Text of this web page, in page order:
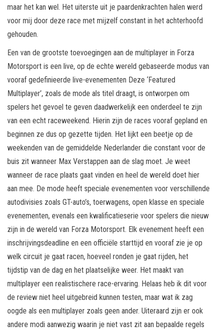
maar het kan wel. Het uiterste uit je paardenkrachten halen werd
voor mij door deze race met mijzelf constant in het achterhoofd
gehouden.
Een van de grootste toevoegingen aan de multiplayer in Forza
Motorsport is een live, op de echte wereld gebaseerde modus van
vooraf gedefinieerde live-evenementen Deze ‘Featured
Multiplayer’, zoals de mode als titel draagt, is ontworpen om
spelers het gevoel te geven daadwerkelijk een onderdeel te zijn
van een echt raceweekend. Hierin zijn de races vooraf gepland en
beginnen ze dus op gezette tijden. Het lijkt een beetje op de
weekenden van de gemiddelde Nederlander die constant voor de
buis zit wanneer Max Verstappen aan de slag moet. Je weet
wanneer de race plaats gaat vinden en heel de wereld doet hier
aan mee. De mode heeft speciale evenementen voor verschillende
autodivisies zoals GT-auto’s, toerwagens, open klasse en speciale
evenementen, evenals een kwalificatieserie voor spelers die nieuw
zijn in de wereld van Forza Motorsport. Elk evenement heeft een
inschrijvingsdeadline en een officiële starttijd en vooraf zie je op
welk circuit je gaat racen, hoeveel ronden je gaat rijden, het
tijdstip van de dag en het plaatselijke weer. Het maakt van
multiplayer een realistischere race-ervaring. Helaas heb ik dit voor
de review niet heel uitgebreid kunnen testen, maar wat ik zag
oogde als een multiplayer zoals geen ander. Uiteraard zijn er ook
andere modi aanwezig waarin je niet vast zit aan bepaalde regels